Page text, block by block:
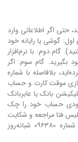
حتی اگر اطلاعاتی وارد
اول: گوشی یا رایانه خود
گام دوم: با نرم‌افزار
بگیرید. گام سوم: اگر
بلافاصله با شماره
موقت کارت و حساب
بانک یا عابربانک
حساب خود را چک
فتا مراجعه و شکایت
ثبت کنید. مرکز فوریت‌های سایبری پلیس فتا با شماره ۰۹۶۳۸۰ شبانه‌روز